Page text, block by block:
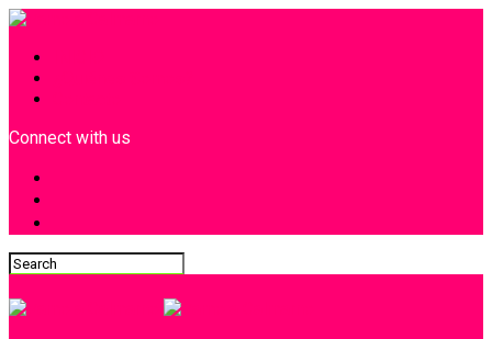
Connect with us